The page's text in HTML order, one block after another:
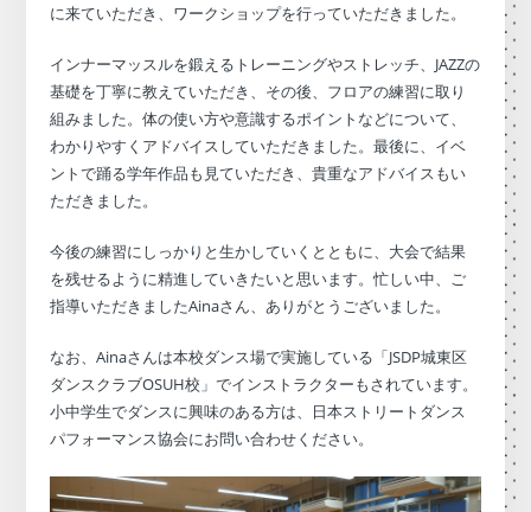
に来ていただき、ワークショップを行っていただきました。
インナーマッスルを鍛えるトレーニングやストレッチ、JAZZの
基礎を丁寧に教えていただき、その後、フロアの練習に取り
組みました。体の使い方や意識するポイントなどについて、
わかりやすくアドバイスしていただきました。最後に、イベ
ントで踊る学年作品も見ていただき、貴重なアドバイスもい
ただきました。
今後の練習にしっかりと生かしていくとともに、大会で結果
を残せるように精進していきたいと思います。忙しい中、ご
指導いただきましたAinaさん、ありがとうございました。
なお、Ainaさんは本校ダンス場で実施している「JSDP城東区
ダンスクラブOSUH校」でインストラクターもされています。
小中学生でダンスに興味のある方は、日本ストリートダンス
パフォーマンス協会にお問い合わせください。